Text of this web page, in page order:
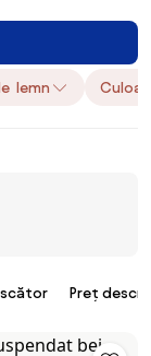
lemn
Preț